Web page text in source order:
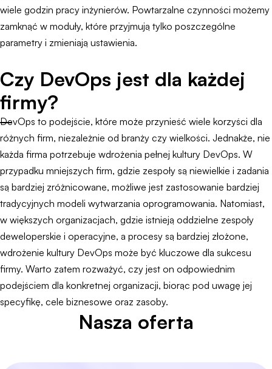
wiele godzin pracy inżynierów. Powtarzalne czynności możemy
zamknąć w moduły, które przyjmują tylko poszczególne
parametry i zmieniają ustawienia.
Czy DevOps jest dla każdej
firmy?
DevOps to podejście, które może przynieść wiele korzyści dla
różnych firm, niezależnie od branży czy wielkości. Jednakże, nie
każda firma potrzebuje wdrożenia pełnej kultury DevOps. W
przypadku mniejszych firm, gdzie zespoły są niewielkie i zadania
są bardziej zróżnicowane, możliwe jest zastosowanie bardziej
tradycyjnych modeli wytwarzania oprogramowania. Natomiast,
w większych organizacjach, gdzie istnieją oddzielne zespoły
deweloperskie i operacyjne, a procesy są bardziej złożone,
wdrożenie kultury DevOps może być kluczowe dla sukcesu
firmy. Warto zatem rozważyć, czy jest on odpowiednim
podejściem dla konkretnej organizacji, biorąc pod uwagę jej
specyfikę, cele biznesowe oraz zasoby.
Nasza oferta